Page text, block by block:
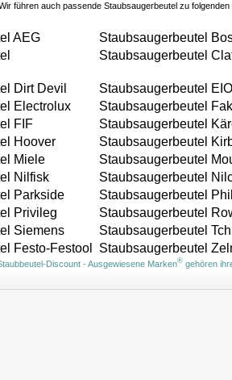
führen auch passende Staubsaugerbeutel zu folgenden
AEG
Staubsaugerbeutel
Staubsaugerbeutel
Dirt Devil
Staubsaugerbeutel
Electrolux
Staubsaugerbeutel
FIF
Staubsaugerbeutel
Hoover
Staubsaugerbeutel
Miele
Staubsaugerbeutel
Nilfisk
Staubsaugerbeutel
Parkside
Staubsaugerbeutel
Privileg
Staubsaugerbeutel
Siemens
Staubsaugerbeutel
Festo-Festool
Staubsaugerbeutel
Discount - Ausgewiesene Marken®gehören